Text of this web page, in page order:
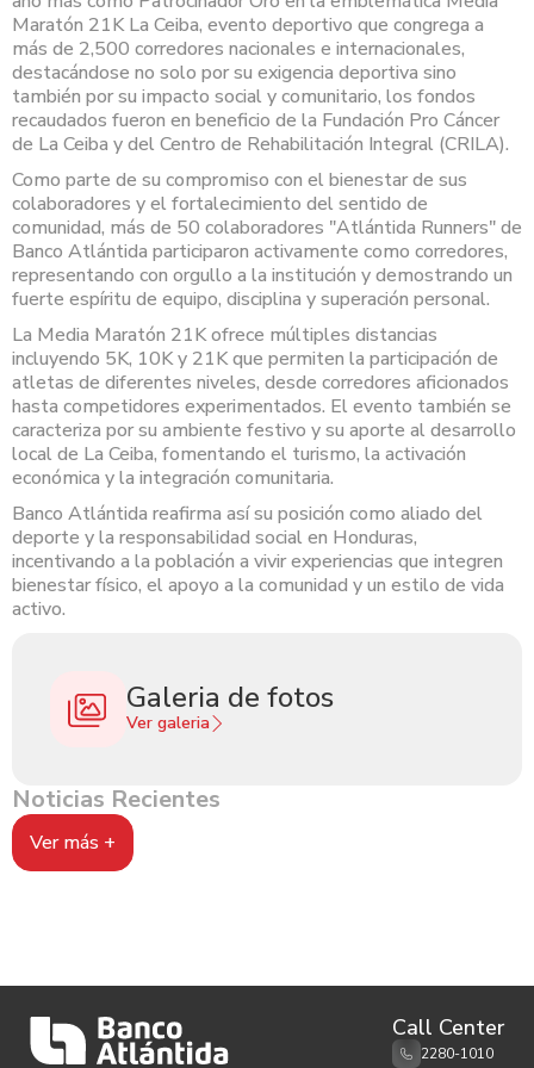
Maratón 21K La Ceiba, evento deportivo que congrega a
más de 2,500 corredores nacionales e internacionales,
destacándose no solo por su exigencia deportiva sino
también por su impacto social y comunitario, los fondos
recaudados fueron en beneficio de la Fundación Pro Cáncer
de La Ceiba y del Centro de Rehabilitación Integral (CRILA).
Como parte de su compromiso con el bienestar de sus
colaboradores y el fortalecimiento del sentido de
comunidad, más de 50 colaboradores "Atlántida Runners" de
Banco Atlántida participaron activamente como corredores,
representando con orgullo a la institución y demostrando un
fuerte espíritu de equipo, disciplina y superación personal.
La Media Maratón 21K ofrece múltiples distancias
incluyendo 5K, 10K y 21K que permiten la participación de
atletas de diferentes niveles, desde corredores aficionados
hasta competidores experimentados. El evento también se
caracteriza por su ambiente festivo y su aporte al desarrollo
local de La Ceiba, fomentando el turismo, la activación
económica y la integración comunitaria.
Banco Atlántida reafirma así su posición como aliado del
deporte y la responsabilidad social en Honduras,
incentivando a la población a vivir experiencias que integren
bienestar físico, el apoyo a la comunidad y un estilo de vida
activo.
Galeria de fotos
Ver galeria
Noticias Recientes
Ver más +
Call Center
2280-1010